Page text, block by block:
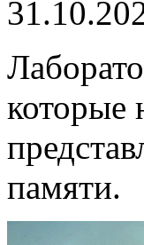
которые
памяти.